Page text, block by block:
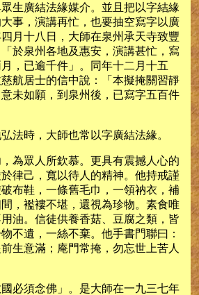
生廣結法緣媒介。並且把以字結緣
事，演講再忙，也要抽空寫字以廣
月十八日，大師在泉州承天寺致豐
於泉州各地及惠安，演講甚忙，寫
，已逾千件」。同年十二月十五
航居士的信中說：「本擬掩關習靜
未如願，到泉州後，已寫字五百件
法時，大師也常以字廣結法緣。
為眾人所欽慕。更具有震撼人心的
律己，寬以待人的精神。他持戒謹
布鞋，一條舊毛巾，一領衲衣，補
，襤褸不堪，還視為珍物。素食唯
油。信徒供養香菇、豆腐之類，皆
不遺，一絲不棄。他手書門聯曰：
前生意滿；庵門常掩，勿忘世上苦人
國必須念佛」。是大師在一九三七年